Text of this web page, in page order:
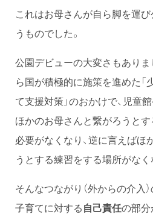
これはお母さんが自ら脚を運
うものでした。
公園デビューの大変さもあり
ら国が積極的に施策を進めた
て支援対策」のおかけで、児童
ほかのお母さんと繋がろうと
必要がなくなり、逆に言えばほ
うとする練習をする場所がなく
そんなつながり（外からの介入）
子育てに対する自己責任の部分